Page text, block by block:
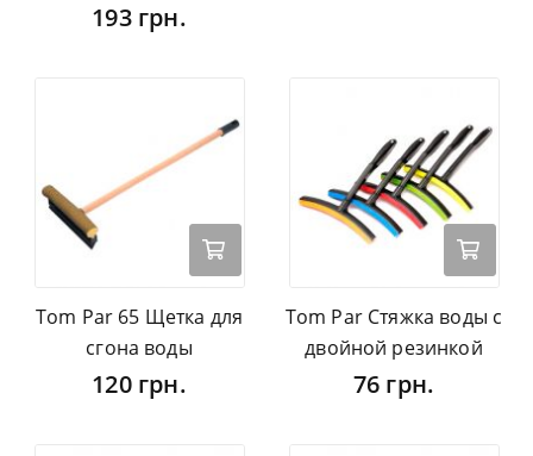
193 грн.
Tom Par 65 Щетка для
сгона воды
120 грн.
Tom Par Стяжка воды с
двойной резинкой
76 грн.